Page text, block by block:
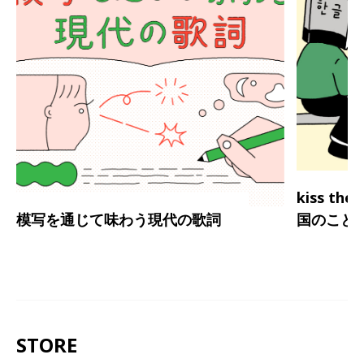
模写を通じて味わう現代の歌詞
kiss the
国のこと
STORE